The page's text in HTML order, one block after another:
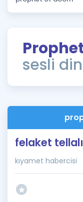
Puan
ÖSYM Sınav
Kampanyalar
İngilizce
sesli
felaket tellalı
kıyamet habercisi